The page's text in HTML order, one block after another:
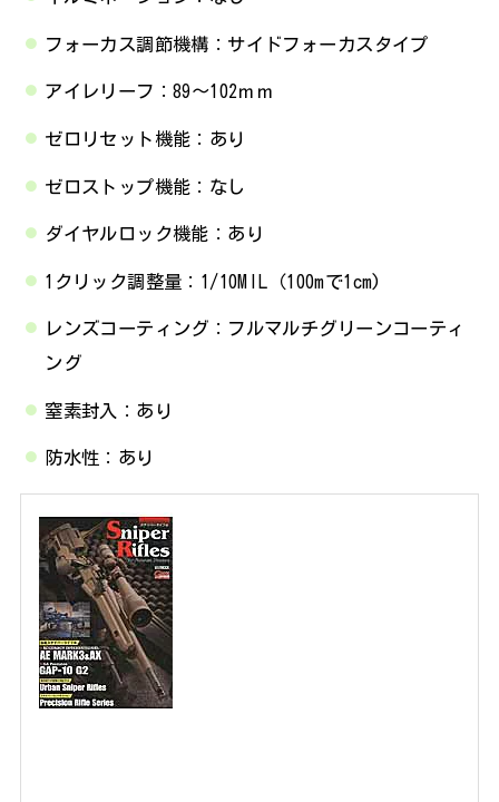
フォーカス調節機構：サイドフォーカスタイプ
アイレリーフ：89～102ｍｍ
ゼロリセット機能：あり
ゼロストップ機能：なし
ダイヤルロック機能：あり
1クリック調整量：1/10MIL（100mで1cm)
レンズコーティング：フルマルチグリーンコーティ
ング
窒素封入：あり
防水性：あり